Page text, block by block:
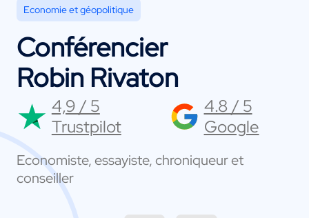
Economie et géopolitique
Conférencier
Robin Rivaton
4,9 / 5
Trustpilot
4.8 / 5
Google
Economiste, essayiste, chroniqueur et
conseiller